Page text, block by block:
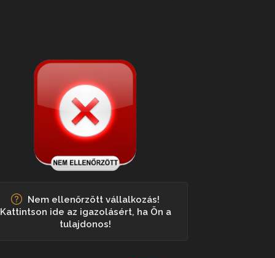
Nem ellenőrzött vállalkozás!
Kattintson ide az igazolásért, ha Ön a
tulajdonos!